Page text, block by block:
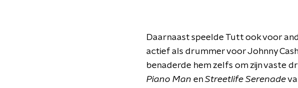
Daarnaast speelde Tutt ook voor
actief als drummer voor Johnny
benaderde hem zelfs om zijn vaste
Piano Man enStreetlife Serenade